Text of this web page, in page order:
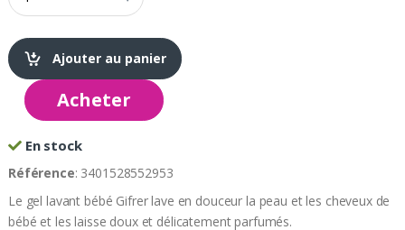
Ajouter au panier
Acheter
En stock
Référence: 3401528552953
Le gel lavant bébé Gifrer lave en douceur la peau et les cheveux de
bébé et les laisse doux et délicatement parfumés.